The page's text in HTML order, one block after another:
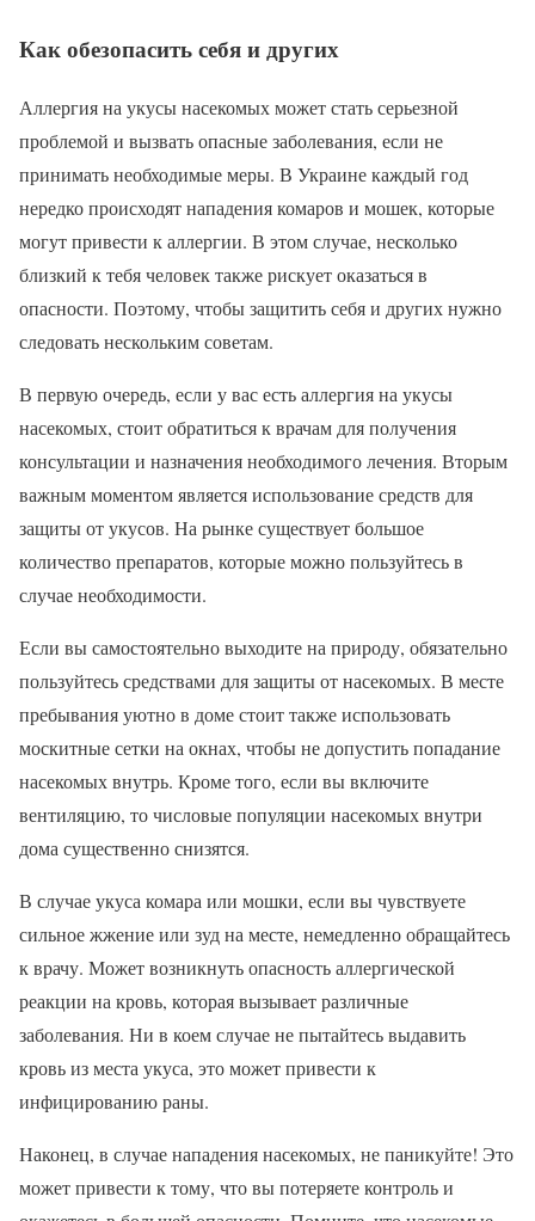
Как обезопасить себя и других
Аллергия на укусы насекомых может стать серьезной
проблемой и вызвать опасные заболевания, если не
принимать необходимые меры. В Украине каждый год
нередко происходят нападения комаров и мошек, которые
могут привести к аллергии. В этом случае, несколько
близкий к тебя человек также рискует оказаться в
опасности. Поэтому, чтобы защитить себя и других нужно
следовать нескольким советам.
В первую очередь, если у вас есть аллергия на укусы
насекомых, стоит обратиться к врачам для получения
консультации и назначения необходимого лечения. Вторым
важным моментом является использование средств для
защиты от укусов. На рынке существует большое
количество препаратов, которые можно пользуйтесь в
случае необходимости.
Если вы самостоятельно выходите на природу, обязательно
пользуйтесь средствами для защиты от насекомых. В месте
пребывания уютно в доме стоит также использовать
москитные сетки на окнах, чтобы не допустить попадание
насекомых внутрь. Кроме того, если вы включите
вентиляцию, то числовые популяции насекомых внутри
дома существенно снизятся.
В случае укуса комара или мошки, если вы чувствуете
сильное жжение или зуд на месте, немедленно обращайтесь
к врачу. Может возникнуть опасность аллергической
реакции на кровь, которая вызывает различные
заболевания. Ни в коем случае не пытайтесь выдавить
кровь из места укуса, это может привести к
инфицированию раны.
Наконец, в случае нападения насекомых, не паникуйте! Это
может привести к тому, что вы потеряете контроль и